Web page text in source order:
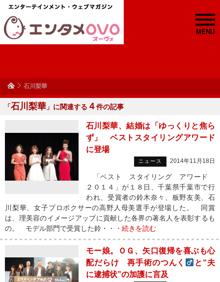
MENU
石川梨華
「石川梨華 」に関連する ４件の記事
石川梨華、結婚は「ゆっくりと焦ら
ず」 ベストスタイリングアワード
に登場
ニュース 2014年11月18日
「ベスト スタイリング アワード
２０１４」が１８日、千葉県千葉市で行
われ、受賞者の鈴木奈々、板野友美、石
川梨華、女子プロボクサーの高野人母美選手が登場した。 同賞
は、理美容のイメージアップに貢献した各界の著名人を表彰するも
の。 モデル部門で受賞した鈴・・・ 続きを読む
モー娘。ＯＧ、矢口復帰を喜ぶも心
配だらけ 再手術のつんく
と“夫
に逮捕状”の加護に言及